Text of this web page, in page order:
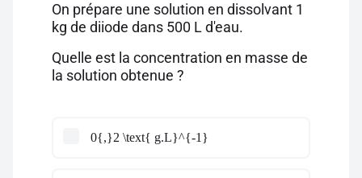
On prépare une solution en dissolvant 1
kg de diiode dans 500 L d'eau.
Quelle est la concentration en masse de
la solution obtenue ?
0{,}2 \text{ g.L}^{-1}